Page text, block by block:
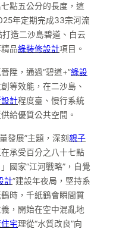
點五公分的長度，這
年定期完成33宗河流
造二沙島碧道、白云
品綠裝修設計項目。
陞，通過“碧道+”綠設
等效能，在二沙島、
計程度臺、慢行系統
給優質公共空間。
發展”主題，深刻親子
承受百分之八十七點
國家“江河戰略”，自覺
計”建設年夜局，堅持系
時，千紙鶴會瞬間質
，開始在空中混亂地
宅理從“水質改良”向